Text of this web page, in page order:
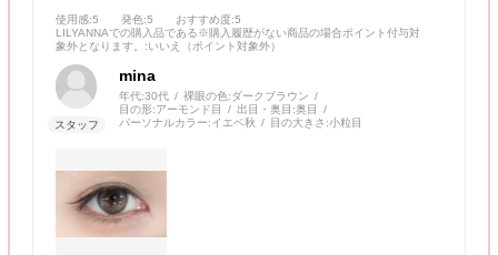
使用感:5 発色:5 おすすめ度:5
LILYANNAでの購入品である※購入履歴がない商品の場合ポイント付与対
象外となります。
:いいえ（ポイント対象外）
mina
年代:30代 裸眼の色:ダークブラウン
目の形:アーモンド目 出目・奥目:奥目
パーソナルカラー:イエベ秋 目の大きさ:小粒目